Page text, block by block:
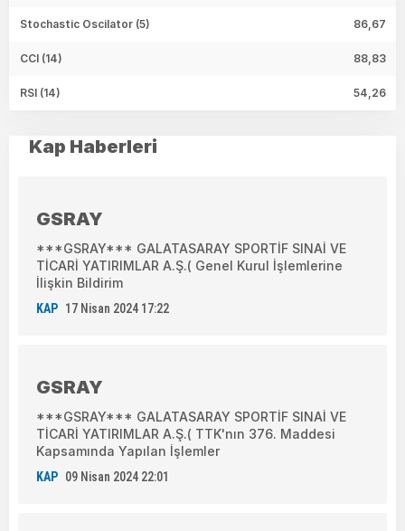
Stochastic Oscilator (5) 86,67
CCI (14) 88,83
RSI (14) 54,26
Kap Haberleri
GSRAY
***GSRAY*** GALATASARAY SPORTİF SINAİ VE
TİCARİ YATIRIMLAR A.Ş.( Genel Kurul İşlemlerine
İlişkin Bildirim
KAP 17 Nisan 2024 17:22
GSRAY
***GSRAY*** GALATASARAY SPORTİF SINAİ VE
TİCARİ YATIRIMLAR A.Ş.( TTK'nın 376. Maddesi
Kapsamında Yapılan İşlemler
KAP 09 Nisan 2024 22:01